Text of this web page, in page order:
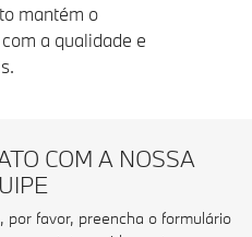
mantém o
a qualidade e
COM A NOSSA
por favor, preencha o formulário